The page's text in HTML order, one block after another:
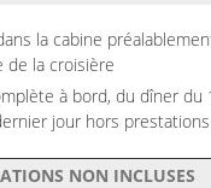
la cabine
de la croisière
à bord, du dîner du
jour hors
NON INCLUSES